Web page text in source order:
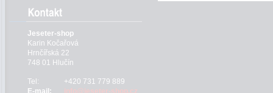
Jeseter-shop
Karin Kočařová
Hrnčířská 22
748 01 Hlučín
Tel:
+420 731 779 889
E-mail:
info@jeseter-shop.cz